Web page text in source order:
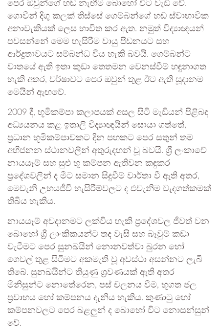
පෙර ඔවුන්ගේ හඬ නැඟීම බොහෝ විට වැඩි වේ.
ගොවීන් දිගු කලක් තිස්සේ ගෙම්බන්ගේ හඬ ස්වාභාවික
අනාවැකියක් ලෙස භාවිත කර ඇත. නමුත් විද්‍යාඥයන්
පවසන්නේ මෙම හැසිරීම වායු පීඩනයට සහ
ආර්ද්‍රතාවයට සම්බන්ධ විය හැකි බවයි. ගෙම්බන්ට
වාතයේ ඇති ඉතා කුඩා තෙතමන වෙනස්වීම් හඳුනාගත
හැකි අතර, වර්ෂාවට පෙර ඔවුන් තුළ ඊට ඇති සූදානම
මෙයින් ඇඟවේ.
2009 දී, භූමිකම්පා කලාපයක් අසල සිටි මැඩියන් පිළිබඳ
අධ්‍යයනය කළ ඉතාලි විද්‍යාඥයින් සොයා ගත්තේ,
ප්‍රධාන භූමිකම්පාවකට දින පහකට පෙර සතුන් තම
අභිජනන ස්ථානවලින් අතුරුදහන් වූ බවයි. ශ්‍රී ලංකාවේ
නායයෑම් සහ සුළු භූ කම්පන ඇතිවන කඳුකර
ප්‍රදේශවලින් ද මීට සමාන සිදුවීම් වාර්තා වී ඇති අතර,
මෙවැනි උභයජීවී හැසිරීම්වලට ද එවැනිම වැදගත්කමක්
තිබිය හැකිය.
නායයෑම් අවදානමට ලක්විය හැකි ප්‍රදේශවල ජීවත් වන
බොහෝ ශ්‍රී ලාංකිකයන්ට තද වැසි සහ බෑවුම් කඩා
වැටීමට පෙර සුනඛයින් නොනවත්වා බුරන හෝ
ගෙවල් තුළ සිටීමට අකමැති වූ අවස්ථා අසන්නට ලැබී
තිබේ. සුනඛයින්ට තියුණු ශ්‍රවණයක් ඇති අතර
මිනිසුන්ට නොතේරෙන, පස් චලනය වීම, භූගත ජල
ප්‍රවාහය හෝ කම්පනය දැනිය හැකිය. කුණාටු හෝ
කම්පනවලට පෙර බළලුන් ද බොහෝ විට නොසන්සුන්
වේ.